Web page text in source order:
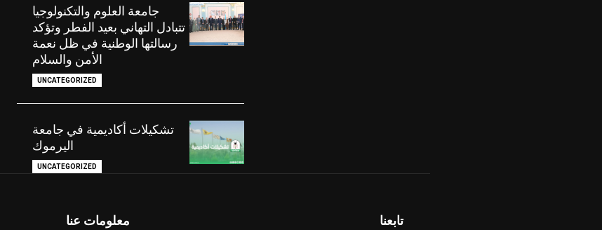
جامعة العلوم والتكنولوجيا
تتبادل التهاني بعيد الفطر وتؤكد
رسالتها الوطنية في ظل نعمة
الأمن والسلام
UNCATEGORIZED
تشكيلات أكاديمية في جامعة
اليرموك
UNCATEGORIZED
معلومات عنا تابعنا